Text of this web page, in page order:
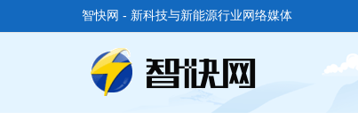
智快网 - 新科技与新能源行业网络媒体